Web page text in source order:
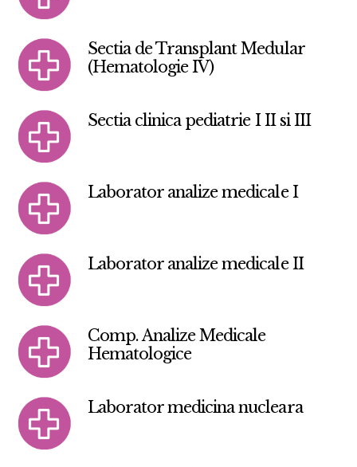
Sectia de Transplant Medular
(Hematologie IV)
Sectia clinica pediatrie I II si III
Laborator analize medicale I
Laborator analize medicale II
Comp. Analize Medicale
Hematologice
Laborator medicina nucleara